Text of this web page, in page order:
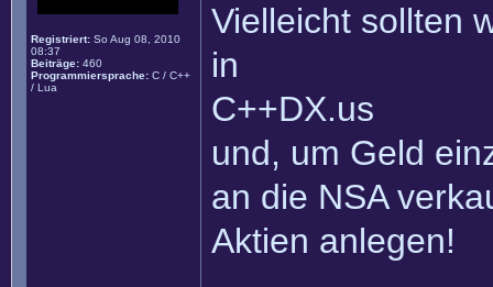
Registriert: So Aug 08, 2010
08:37
Beiträge: 460
Programmiersprache: C / C++
/ Lua
Vielleicht sollten
in
C++DX.us
und, um Geld
an die NSA
Aktien anlegen!